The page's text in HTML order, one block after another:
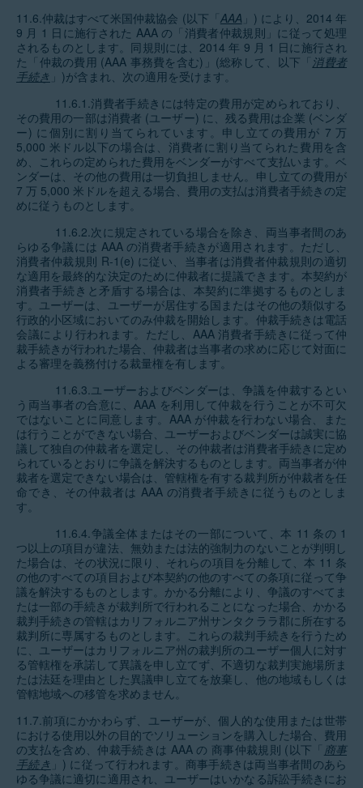
11.6.仲裁はすべて米国仲裁協会 (以下「 AAA 」) により、2014 年
9 月 1 日に施行された AAA の「消費者仲裁規則」に従って処理
されるものとします。同規則には、2014 年 9 月 1 日に施行され
た「仲裁の費用 (AAA 事務費を含む)」(総称して、以下「 消費者
手続き 」)が含まれ、次の適用を受けます。
11.6.1.消費者手続きには特定の費用が定められており、
その費用の一部は消費者 (ユーザー) に、残る費用は企業 (ベンダ
ー) に個別に割り当てられています。申し立ての費用が 7 万
5,000 米ドル以下の場合は、消費者に割り当てられた費用を含
め、これらの定められた費用をベンダーがすべて支払います。ベ
ンダーは、その他の費用は一切負担しません。申し立ての費用が
7 万 5,000 米ドルを超える場合、費用の支払は消費者手続きの定
めに従うものとします。
11.6.2.次に規定されている場合を除き、両当事者間のあ
らゆる争議には AAA の消費者手続きが適用されます。ただし、
消費者仲裁規則 R-1(e) に従い、当事者は消費者仲裁規則の適切
な適用を最終的な決定のために仲裁者に提議できます。本契約が
消費者手続きと矛盾する場合は、本契約に準拠するものとしま
す。ユーザーは、ユーザーが居住する国またはその他の類似する
行政的小区域においてのみ仲裁を開始します。仲裁手続きは電話
会議により行われます。ただし、AAA 消費者手続きに従って仲
裁手続きが行われた場合、仲裁者は当事者の求めに応じて対面に
よる審理を義務付ける裁量権を有します。
11.6.3.ユーザーおよびベンダーは、争議を仲裁するとい
う両当事者の合意に、AAA を利用して仲裁を行うことが不可欠
ではないことに同意します。AAA が仲裁を行わない場合、また
は行うことができない場合、ユーザーおよびベンダーは誠実に協
議して独自の仲裁者を選定し、その仲裁者は消費者手続きに定め
られているとおりに争議を解決するものとします。両当事者が仲
裁者を選定できない場合は、管轄権を有する裁判所が仲裁者を任
命でき、その仲裁者は AAA の消費者手続きに従うものとしま
す。
11.6.4.争議全体またはその一部について、本 11 条の 1
つ以上の項目が違法、無効または法的強制力のないことが判明し
た場合は、その状況に限り、それらの項目を分離して、本 11 条
の他のすべての項目および本契約の他のすべての条項に従って争
議を解決するものとします。かかる分離により、争議のすべてま
たは一部の手続きが裁判所で行われることになった場合、かかる
裁判手続きの管轄はカリフォルニア州サンタクララ郡に所在する
裁判所に専属するものとします。これらの裁判手続きを行うため
に、ユーザーはカリフォルニア州の裁判所のユーザー個人に対す
る管轄権を承諾して異議を申し立てず、不適切な裁判実施場所ま
たは法廷を理由とした異議申し立てを放棄し、他の地域もしくは
管轄地域への移管を求めません。
11.7.前項にかかわらず、ユーザーが、個人的な使用または世帯
における使用以外の目的でソリューションを購入した場合、費用
の支払を含め、仲裁手続きは AAA の 商事仲裁規則 (以下「 商事
手続き 」) に従って行われます。商事手続きは両当事者間のあら
ゆる争議に適切に適用され、ユーザーはいかなる訴訟手続きにお